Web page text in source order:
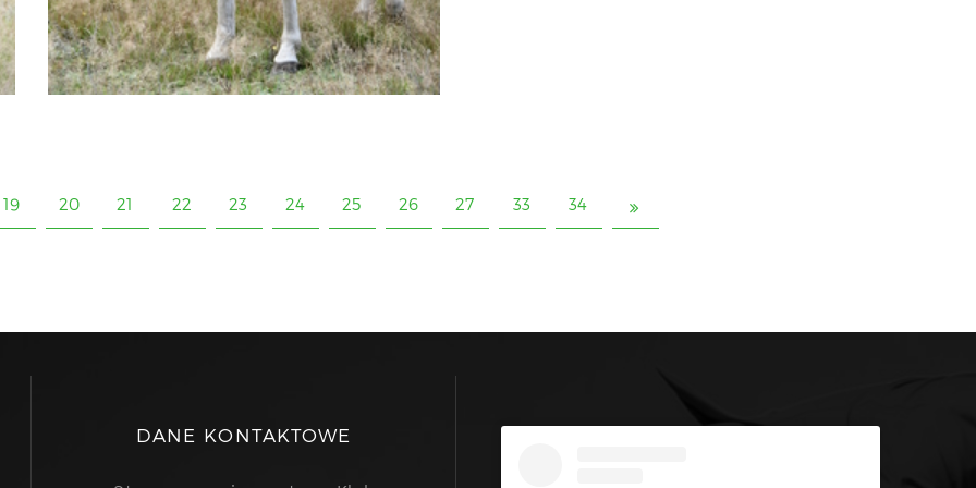
19 20 21 22 23 24 25 26 27 33 34
DANE KONTAKTOWE